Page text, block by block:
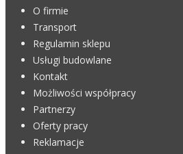
O firmie
Transport
Regulamin sklepu
Usługi budowlane
Kontakt
Możliwości współpracy
Partnerzy
Oferty pracy
Reklamacje